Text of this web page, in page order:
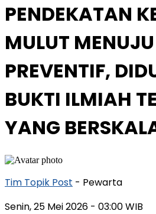
PENDEKATAN
MULUT
PREVENTIF,
BUKTI ILMIAH
YANG
Tim Topik Post - Pewarta
Senin, 25 Mei 2026 - 03:00 WIB